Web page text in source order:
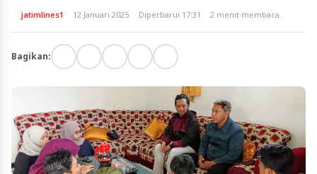
jatimlines1 12 Januari 2025 Diperbarui 17:31 2 menit membaca
Bagikan: